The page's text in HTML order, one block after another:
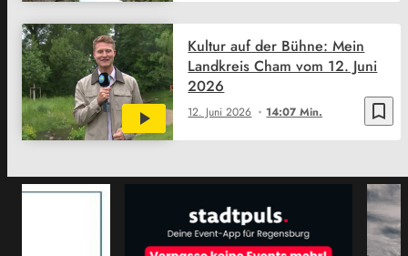
bookmark_border
12. Juni 2026 14:07 Min.
Kultur auf der Bühne: Mein
Landkreis Cham vom 12. Juni
2026